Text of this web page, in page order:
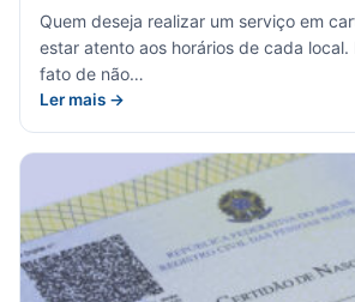
Quem deseja realizar um serviço em
estar atento aos horários de cada local.
fato de não…
Ler mais →